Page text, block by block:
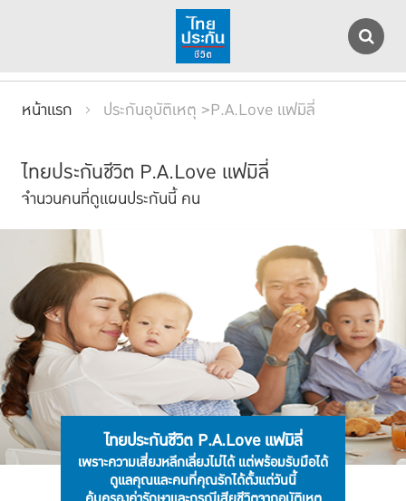
หน้าแรก ประกันอุบัติเหตุ >P.A.Love แฟมิลี่
ไทยประกันชีวิต P.A.Love แฟมิลี่
จำนวนคนที่ดูแผนประกันนี้คน
ไทยประกันชีวิต P.A.Love แฟมิลี่
เพราะความเสี่ยงหลีกเลี่ยงไม่ได้ แต่พร้อมรับมือได้
ดูแลคุณและคนที่คุณรักได้ตั้งแต่วันนี้